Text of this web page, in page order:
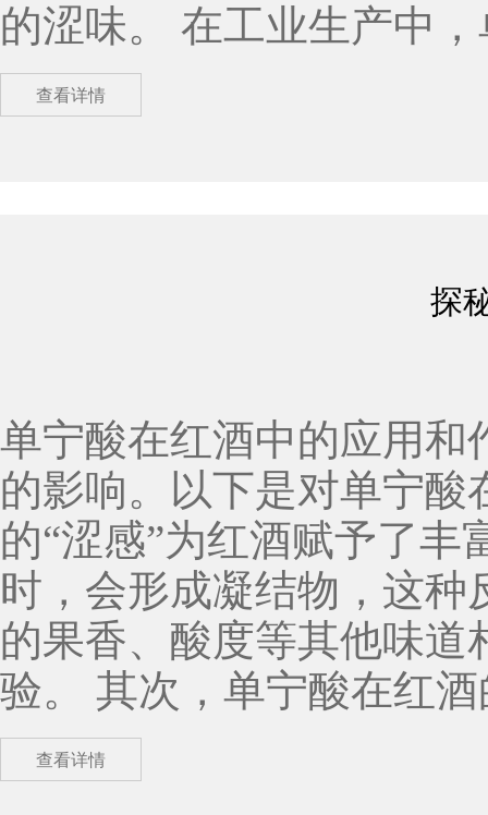
的涩味。 在工业生产中，单宁酸具有广泛的应用领域。首先，在皮革鞣制过
程中，工业级单宁酸发挥
反应，使皮革变得柔软、
在加工红酒、啤酒、巧
用。单宁酸能够与食品
泛的应用。例如，在化
剂；在医药领域，单宁
为药物的辅助成分。 然而，需要注意的是，工业级单宁酸在某些条件下可能
表现出不稳定性。例如
容，可能会发生化学反
酸时，需要特别注意避免
来说，工业级单宁酸是一
他工业领域发挥着重要作
查看详情
探
单宁酸在红酒中的应用和
的影响。以下是对单宁酸在红酒中
的“涩感”为红酒赋予了
时，会形成凝结物，这
的果香、酸度等其他味
验。 其次，单宁酸在红酒的成熟过程中起到了至关重要的作用。作为一种抗
氧化剂，单宁酸能够保护
和口感。此外，单宁酸还
查看详情